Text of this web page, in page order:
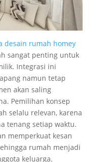
desain rumah homey
sangat penting untuk
Integrasi ini
namun tetap
akan saling
Pemilihan konsep
selalu relevan, karena
tenang setiap waktu.
memperkuat kesan
rumah menjadi
keluarga.